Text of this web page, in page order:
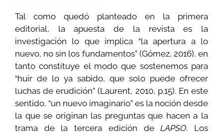
Tal como quedó planteado en la primera
editorial, la apuesta de la revista es la
investigación lo que implica “la apertura a lo
nuevo, no sin los fundamentos” (Gómez, 2016), en
tanto constituye el modo que sostenemos para
“huir de lo ya sabido, que solo puede ofrecer
luchas de erudición” (Laurent, 2010, p.15). En este
sentido, “un nuevo imaginario” es la noción desde
la que se originan las preguntas que hacen a la
trama de la tercera edición deLAPSO. Los